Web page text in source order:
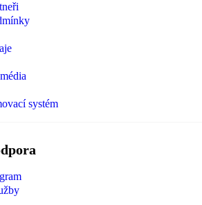
systém